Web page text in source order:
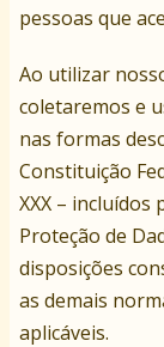
pessoas que
Ao utilizar
coletaremos e
nas formas
Constituição
XXX – incluídos
Proteção de
disposições
as demais
aplicáveis.